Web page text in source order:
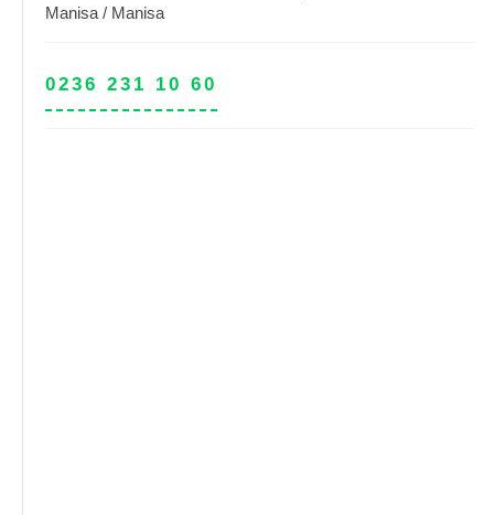
Manisa / Manisa
0236 231 10 60